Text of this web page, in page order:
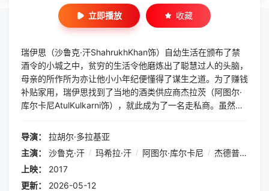
立即播放 收藏
瑞伊思（沙鲁克·汗ShahrukhKhan饰）自幼生活在颁布了禁
酒令的小城之中，贫穷的生活令他磨炼出了聪慧过人的头脑，
母亲的所作所为亦让他小小年纪便懂得了谋生之道。为了赚钱
补贴家用，瑞伊思找到了当地的酒类供应商杰拉茨（阿图尔·
库尔卡尼AtulKulkarni饰），就此成为了一名走私商。虽然靠
制和剥削着瑞伊思，这令后者十分不满。最终，瑞伊思在付出
的商业版图。瑞伊思的一举一动吸引了警察马基穆达尔（纳瓦
祖丁·席迪圭NawazuddinSiddiqui饰）的注意，他坚信瑞伊思
总有一天会露出狐狸尾巴，而自己终会将他捉拿归案。
导演：
拉胡尔·多拉基亚
主演：
沙鲁克·汗 / 玛希拉·汗 / 阿图尔·库尔卡尼 / 杰德普.阿赫拉瓦迪
上映：
2017
更新：
2026-05-12